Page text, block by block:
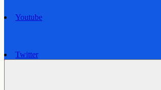
Youtube
Twitter